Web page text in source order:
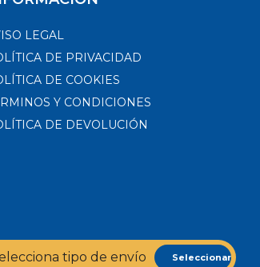
tipo de envío Seleccionar
LEGAL
DE PRIVACIDAD
DE COOKIES
Y CONDICIONES
DE DEVOLUCIÓN